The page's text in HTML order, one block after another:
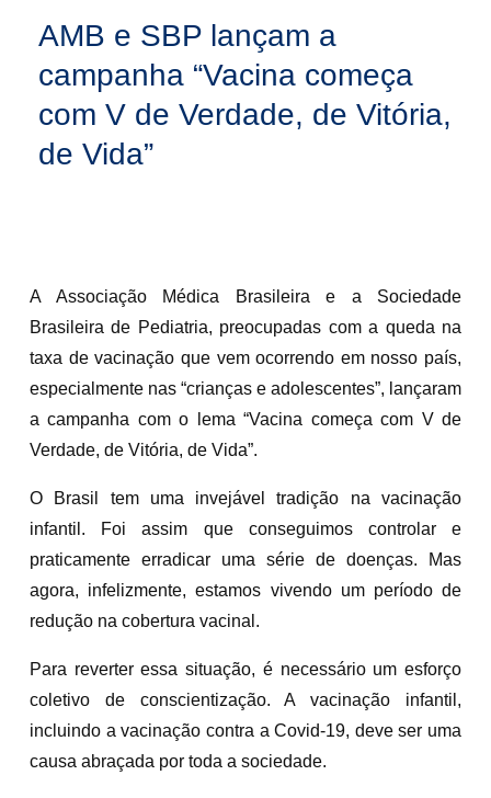
AMB e SBP lançam a
campanha “Vacina começa
com V de Verdade, de Vitória,
de Vida”
A Associação Médica Brasileira e a Sociedade
Brasileira de Pediatria, preocupadas com a queda na
taxa de vacinação que vem ocorrendo em nosso país,
especialmente nas “crianças e adolescentes”, lançaram
a campanha com o lema “Vacina começa com V de
Verdade, de Vitória, de Vida”.
O Brasil tem uma invejável tradição na vacinação
infantil. Foi assim que conseguimos controlar e
praticamente erradicar uma série de doenças. Mas
agora, infelizmente, estamos vivendo um período de
redução na cobertura vacinal.
Para reverter essa situação, é necessário um esforço
coletivo de conscientização. A vacinação infantil,
incluindo a vacinação contra a Covid-19, deve ser uma
causa abraçada por toda a sociedade.